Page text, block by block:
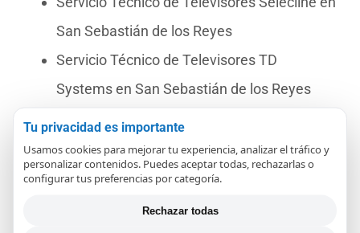
San Sebastián de los Reyes
Servicio Técnico de Televisores TD
Systems en San Sebastián de los Reyes
Servicio Técnico de Televisores OK en San
Sebastián de los Reyes
Servicio Técnico de Televisores Vizio en
San Sebastián de los Reyes
Tu privacidad es importante
Usamos cookies para mejorar tu experiencia, analizar el tráfico y
personalizar contenidos. Puedes aceptar todas, rechazarlas o
configurar tus preferencias por categoría.
Rechazar todas